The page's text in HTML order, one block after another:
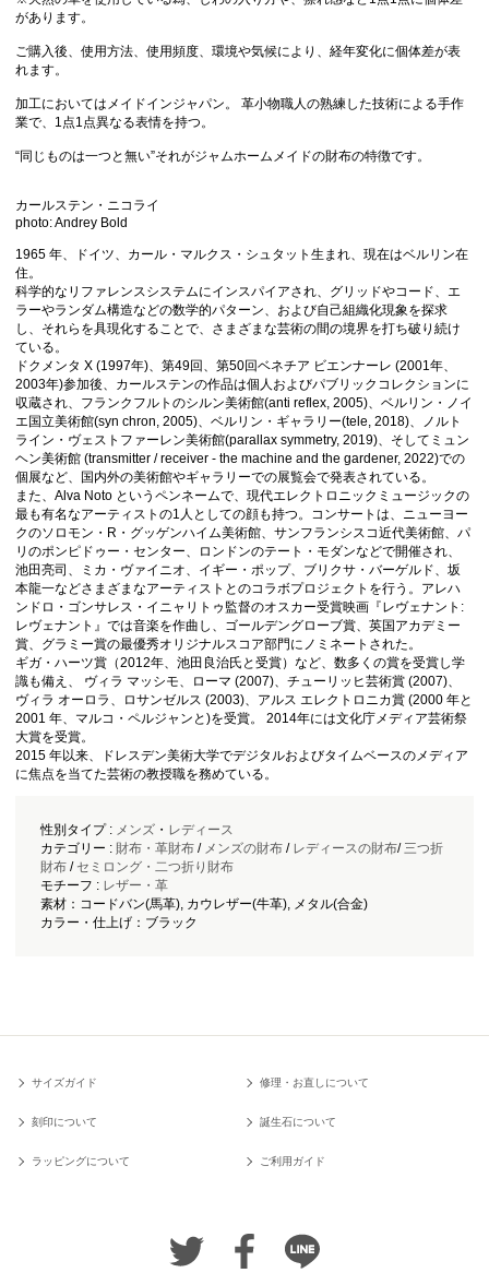
があります。
ご購入後、使用方法、使用頻度、環境や気候により、経年変化に個体差が表
れます。
加工においてはメイドインジャパン。 革小物職人の熟練した技術による手作
業で、1点1点異なる表情を持つ。
“同じものは一つと無い”それがジャムホームメイドの財布の特徴です。
カールステン・ニコライ
photo: Andrey Bold
1965 年、ドイツ、カール・マルクス・シュタット生まれ、現在はベルリン在
住。
科学的なリファレンスシステムにインスパイアされ、グリッドやコード、エ
ラーやランダム構造などの数学的パターン、および自己組織化現象を探求
し、それらを具現化することで、さまざまな芸術の間の境界を打ち破り続け
ている。
ドクメンタ X (1997年)、第49回、第50回ベネチア ビエンナーレ (2001年、
2003年)参加後、カールステンの作品は個人およびパブリックコレクションに
収蔵され、フランクフルトのシルン美術館(anti reflex, 2005)、ベルリン・ノイ
エ国立美術館(syn chron, 2005)、ベルリン・ギャラリー(tele, 2018)、ノルト
ライン・ヴェストファーレン美術館(parallax symmetry, 2019)、そしてミュン
ヘン美術館 (transmitter / receiver - the machine and the gardener, 2022)での
個展など、国内外の美術館やギャラリーでの展覧会で発表されている。
また、Alva Noto というペンネームで、現代エレクトロニックミュージックの
最も有名なアーティストの1人としての顔も持つ。コンサートは、ニューヨー
クのソロモン・R・グッゲンハイム美術館、サンフランシスコ近代美術館、パ
リのポンピドゥー・センター、ロンドンのテート・モダンなどで開催され、
池田亮司、ミカ・ヴァイニオ、イギー・ポップ、ブリクサ・バーゲルド、坂
本龍一などさまざまなアーティストとのコラボプロジェクトを行う。アレハ
ンドロ・ゴンサレス・イニャリトゥ監督のオスカー受賞映画『レヴェナント:
レヴェナント』では音楽を作曲し、ゴールデングローブ賞、英国アカデミー
賞、グラミー賞の最優秀オリジナルスコア部門にノミネートされた。
ギガ・ハーツ賞（2012年、池田良治氏と受賞）など、数多くの賞を受賞し学
識も備え、 ヴィラ マッシモ、ローマ (2007)、チューリッヒ芸術賞 (2007)、
ヴィラ オーロラ、ロサンゼルス (2003)、アルス エレクトロニカ賞 (2000 年と
2001 年、マルコ・ペルジャンと)を受賞。 2014年には文化庁メディア芸術祭
大賞を受賞。
2015 年以来、ドレスデン美術大学でデジタルおよびタイムベースのメディア
に焦点を当てた芸術の教授職を務めている。
性別タイプ : メンズ・ レディース
カテゴリー : 財布・革財布/ メンズの財布/ レディースの財布/ 三つ折
財布/ セミロング・二つ折り財布
モチーフ : レザー・革
素材：コードバン(馬革), カウレザー(牛革), メタル(合金)
カラー・仕上げ：ブラック
サイズガイド 修理・お直しについて
刻印について 誕生石について
ラッピングについて ご利用ガイド